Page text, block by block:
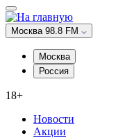
Москва 98.8 FM
Москва
Россия
18+
Новости
Акции